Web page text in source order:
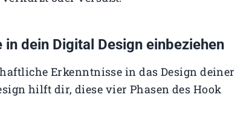
dein Digital Design einbeziehen
Erkenntnisse in das Design deiner
hilft dir, diese vier Phasen des Hook